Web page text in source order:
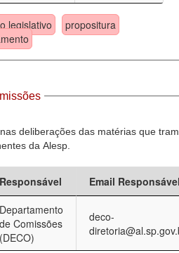
legislativo
propositura
deliberações das matérias que
da Alesp.
Responsável
Email
Departamento
de Comissões
(DECO)
deco-